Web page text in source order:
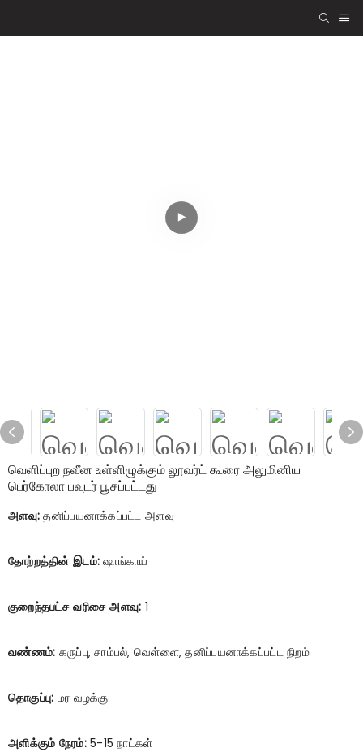
வெளிப்புற நவீன உள்ளிழுக்கும் லூவர்ட் கூரை அலுமினிய
பெர்கோலா பவுடர் பூசப்பட்டது
அளவு:தனிப்பயனாக்கப்பட்ட அளவு
தோற்றத்தின் இடம்:ஷாங்காய்
குறைந்தபட்ச வரிசை அளவு: 1
வண்ணம்: கருப்பு, சாம்பல், வெள்ளை, தனிப்பயனாக்கப்பட்ட நிறம்
தொகுப்பு: மர வழக்கு
அளிக்கும் நேரம்:5-15 நாட்கள்